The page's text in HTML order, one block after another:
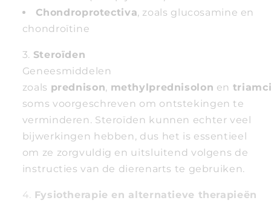
Chondroprotectiva, zoals glucosamine en
chondroïtine
Steroïden
Geneesmiddelen
zoals prednison, methylprednisolon en
soms voorgeschreven om ontstekingen te
verminderen. Steroïden kunnen echter veel
bijwerkingen hebben, dus het is essentieel
om ze zorgvuldig en uitsluitend volgens de
instructies van de dierenarts te gebruiken.
Fysiotherapie en alternatieve therapieën